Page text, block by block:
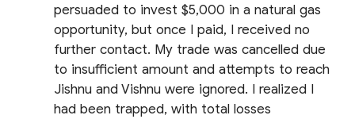
persuaded to invest $5,000 in a natural gas
opportunity, but once I paid, I received no
further contact. My trade was cancelled due
to insufficient amount and attempts to reach
Jishnu and Vishnu were ignored. I realized I
had been trapped, with total losses